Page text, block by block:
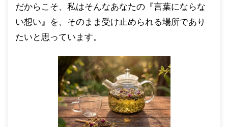
だからこそ、私はそんなあなたの『言葉にならな
い想い』を、そのまま受け止められる場所であり
たいと思っています。